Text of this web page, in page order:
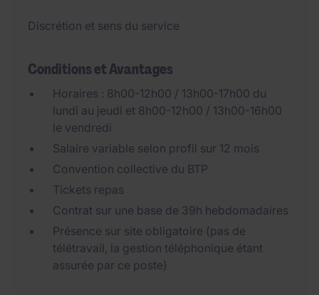
Discrétion et sens du service
Conditions et Avantages
Horaires : 8h00-12h00 / 13h00-17h00 du
lundi au jeudi et 8h00-12h00 / 13h00-16h00
le vendredi
Salaire variable selon profil sur 12 mois
Convention collective du BTP
Tickets repas
Contrat sur une base de 39h hebdomadaires
Présence sur site obligatoire (pas de
télétravail, la gestion téléphonique étant
assurée par ce poste)